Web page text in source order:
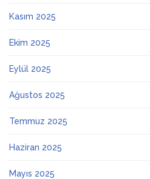
Kasım 2025
Ekim 2025
Eylül 2025
Ağustos 2025
Temmuz 2025
Haziran 2025
Mayıs 2025